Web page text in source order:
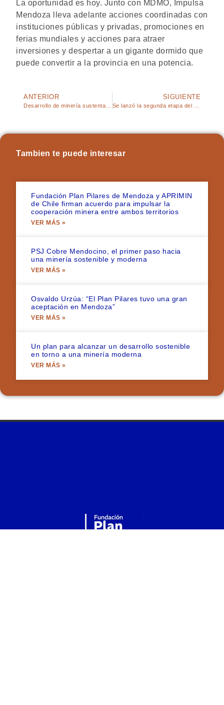
La oportunidad es hoy. Junto con MDMO, Impulsa
Mendoza lleva adelante acciones coordinadas con
instituciones públicas y privadas, promociones en
ferias mundiales y acciones para atraer
inversiones y despertar a un gigante dormido que
puede convertir a la provincia en una potencia.
ANTERIOR SIGUIENTE
Tambien te puede interesar
Fundación Plan Pilares de Mendoza y APRIMIN
de Chile firman acuerdo para impulsar la
cooperación minera entre ambos territorios
VER MÁS »
PSJ Cobre Mendocino, el primer paso hacia
una minería sostenible y moderna
VER MÁS »
Osvaldo Urzúa: “El Plan Pilares tuvo una gran
aceptación en Mendoza”
VER MÁS »
Un plan para alcanzar un desarrollo sostenible
en torno a una minería moderna
VER MÁS »